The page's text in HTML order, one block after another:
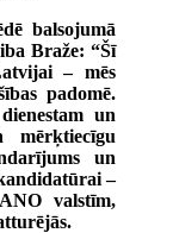
balsojumā
Braže: “Šī
– mēs
padomē.
un
mērķtiecīgu
un
–
valstīm,